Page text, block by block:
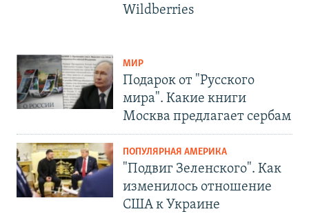
Wildberries
МИР
Подарок от "Русского
мира". Какие книги
Москва предлагает сербам
ПОПУЛЯРНАЯ АМЕРИКА
"Подвиг Зеленского". Как
изменилось отношение
США к Украине